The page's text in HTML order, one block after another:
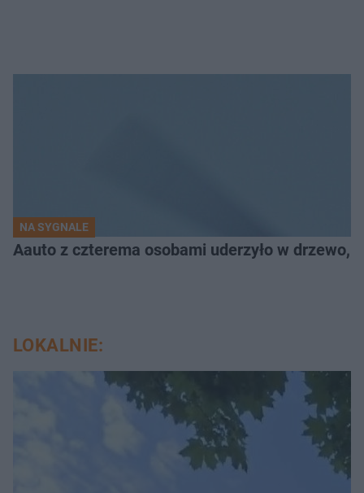
NA SYGNALE
Aauto z czterema osobami uderzyło w drzewo,
LOKALNIE: